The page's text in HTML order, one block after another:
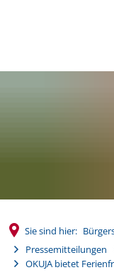
Sie sind hier:
Pressemitteilungen
OKUJA bietet